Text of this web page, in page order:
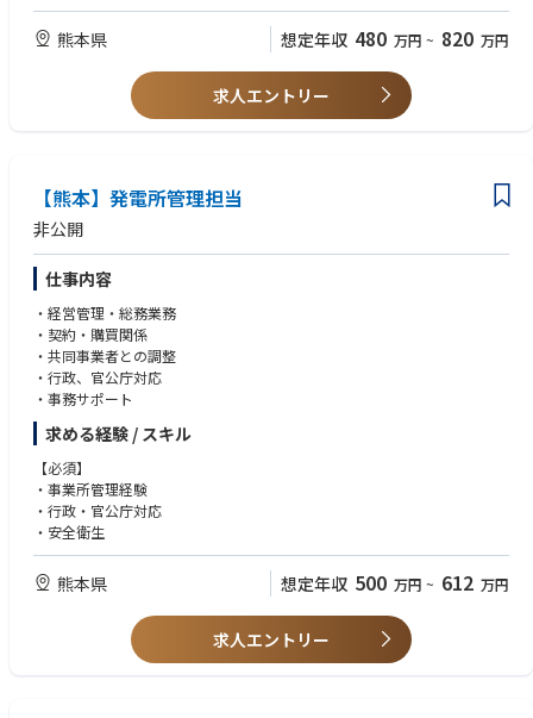
【仕事の魅力】
業務を通して以下のスキル・知識が身につきます。
◆人事関係諸制度の企画・運用に関するスキル
◆労働関係法令に関する知識
◆会社総務に関する知識・スキル
≪ 以下の人材を求めています ≫
・「人」に興味があり「人」に関わることが好きな方
・「現場」の重要さを理解している方
・対人調和・意思伝達力があり、調整ができる方
・部署内外を問わず、他者の心に寄り添い、リーダーシップを発揮して協
力して共に目標に向かっていくことができる
・コンプライアンス意識が高く、率先垂範の意識を持っている
・プレゼンテーション等人前での報告等が苦にならない方
熊本県 想定年収 480 万円 ~ 820 万円
求人エントリー
【熊本】発電所管理担当
非公開
仕事内容
・経営管理・総務業務
・契約・購買関係
・共同事業者との調整
・行政、官公庁対応
・事務サポート
求める経験 / スキル
【必須】
・事業所管理経験
・行政・官公庁対応
・安全衛生
熊本県 想定年収 500 万円 ~ 612 万円
求人エントリー